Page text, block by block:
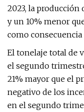
2023, la producción
y un 10% menor
como
El tonelaje total de
el segundo
21% mayor que el
negativo de los
en el segundo